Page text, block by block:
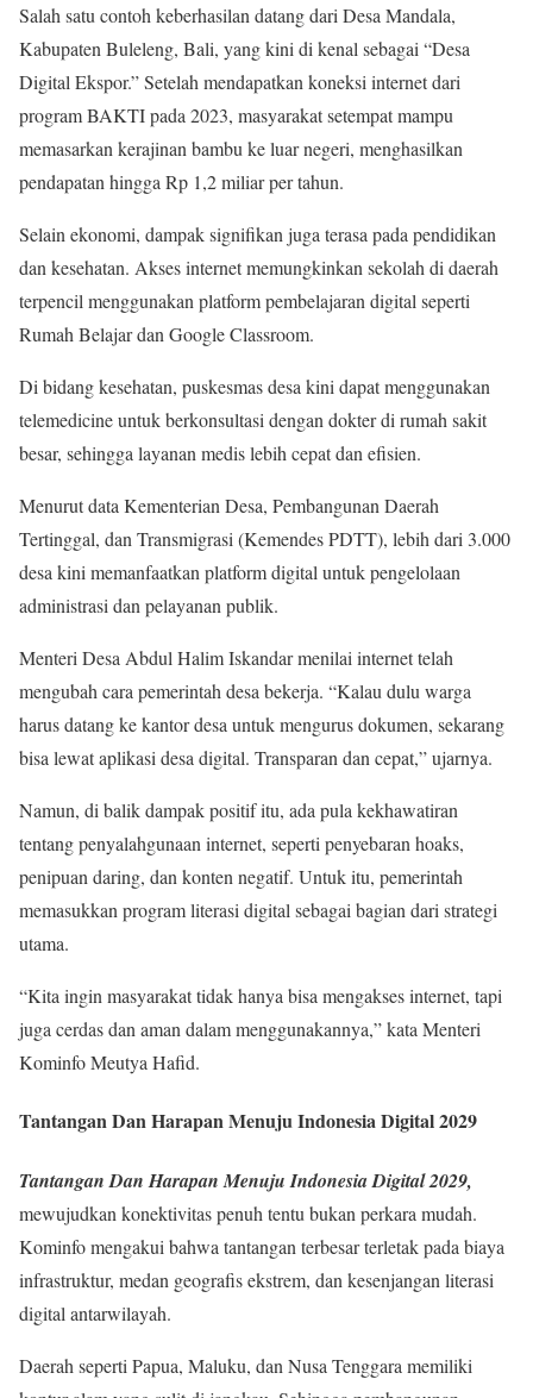
Salah satu contoh keberhasilan datang dari Desa Mandala,
Kabupaten Buleleng, Bali, yang kini di kenal sebagai “Desa
Digital Ekspor.” Setelah mendapatkan koneksi internet dari
program BAKTI pada 2023, masyarakat setempat mampu
memasarkan kerajinan bambu ke luar negeri, menghasilkan
pendapatan hingga Rp 1,2 miliar per tahun.
Selain ekonomi, dampak signifikan juga terasa pada pendidikan
dan kesehatan. Akses internet memungkinkan sekolah di daerah
terpencil menggunakan platform pembelajaran digital seperti
Rumah Belajar dan Google Classroom.
Di bidang kesehatan, puskesmas desa kini dapat menggunakan
telemedicine untuk berkonsultasi dengan dokter di rumah sakit
besar, sehingga layanan medis lebih cepat dan efisien.
Menurut data Kementerian Desa, Pembangunan Daerah
Tertinggal, dan Transmigrasi (Kemendes PDTT), lebih dari 3.000
desa kini memanfaatkan platform digital untuk pengelolaan
administrasi dan pelayanan publik.
Menteri Desa Abdul Halim Iskandar menilai internet telah
mengubah cara pemerintah desa bekerja. “Kalau dulu warga
harus datang ke kantor desa untuk mengurus dokumen, sekarang
bisa lewat aplikasi desa digital. Transparan dan cepat,” ujarnya.
Namun, di balik dampak positif itu, ada pula kekhawatiran
tentang penyalahgunaan internet, seperti penyebaran hoaks,
penipuan daring, dan konten negatif. Untuk itu, pemerintah
memasukkan program literasi digital sebagai bagian dari strategi
utama.
“Kita ingin masyarakat tidak hanya bisa mengakses internet, tapi
juga cerdas dan aman dalam menggunakannya,” kata Menteri
Kominfo Meutya Hafid.
Tantangan Dan Harapan Menuju Indonesia Digital 2029
Tantangan Dan Harapan Menuju Indonesia Digital 2029,
mewujudkan konektivitas penuh tentu bukan perkara mudah.
Kominfo mengakui bahwa tantangan terbesar terletak pada biaya
infrastruktur, medan geografis ekstrem, dan kesenjangan literasi
digital antarwilayah.
Daerah seperti Papua, Maluku, dan Nusa Tenggara memiliki